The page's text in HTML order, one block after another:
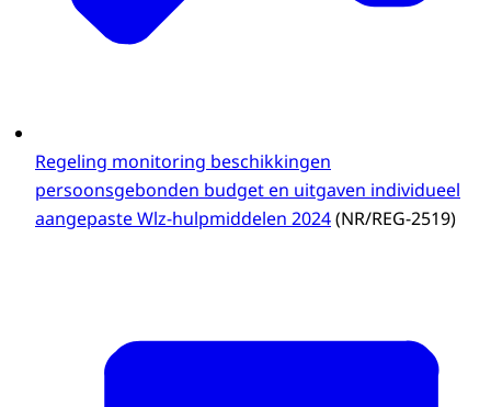
Regeling monitoring beschikkingen
persoonsgebonden budget en uitgaven individueel
aangepaste Wlz-hulpmiddelen 2024(NR/REG-2519)